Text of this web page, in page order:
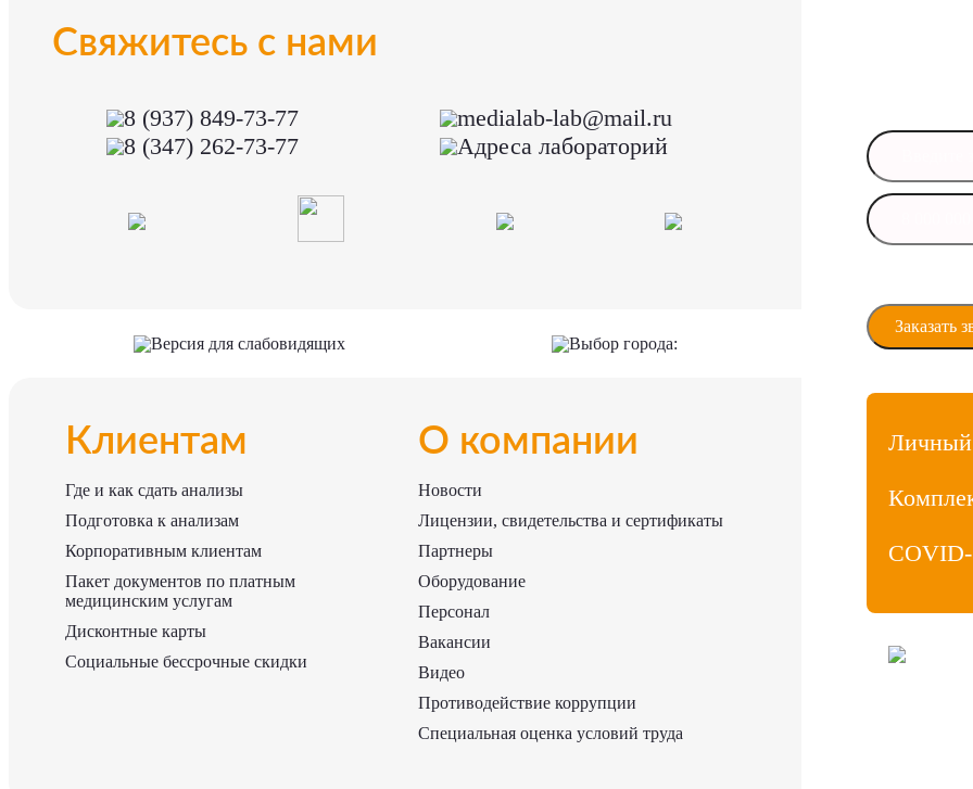
Свяжитесь с нами
8 (937) 849-73-77
8 (347) 262-73-77
medialab-lab@mail.ru
Адреса лабораторий
Версия для слабовидящих Выбор города:
Клиентам
Где и как сдать анализы
Подготовка к анализам
Корпоративным клиентам
Пакет документов по платным
медицинским услугам
Дисконтные карты
Социальные бессрочные скидки
О компании
Новости
Лицензии, свидетельства и сертификаты
Партнеры
Оборудование
Персонал
Вакансии
Видео
Противодействие коррупции
Специальная оценка условий труда
Личный